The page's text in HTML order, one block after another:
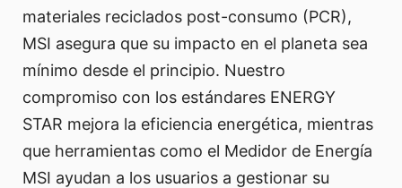
materiales reciclados post-consumo (PCR),
MSI asegura que su impacto en el planeta sea
mínimo desde el principio. Nuestro
compromiso con los estándares ENERGY
STAR mejora la eficiencia energética, mientras
que herramientas como el Medidor de Energía
MSI ayudan a los usuarios a gestionar su